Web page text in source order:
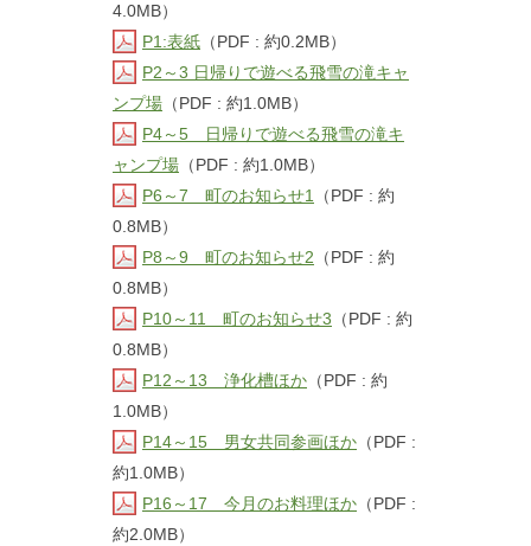
4.0MB）
P1:表紙 （PDF : 約0.2MB）
P2～3 日帰りで遊べる飛雪の滝キャ
ンプ場 （PDF : 約1.0MB）
P4～5 日帰りで遊べる飛雪の滝キ
ャンプ場 （PDF : 約1.0MB）
P6～7 町のお知らせ1 （PDF : 約
0.8MB）
P8～9 町のお知らせ2 （PDF : 約
0.8MB）
P10～11 町のお知らせ3 （PDF : 約
0.8MB）
P12～13 浄化槽ほか （PDF : 約
1.0MB）
P14～15 男女共同参画ほか （PDF :
約1.0MB）
P16～17 今月のお料理ほか （PDF :
約2.0MB）